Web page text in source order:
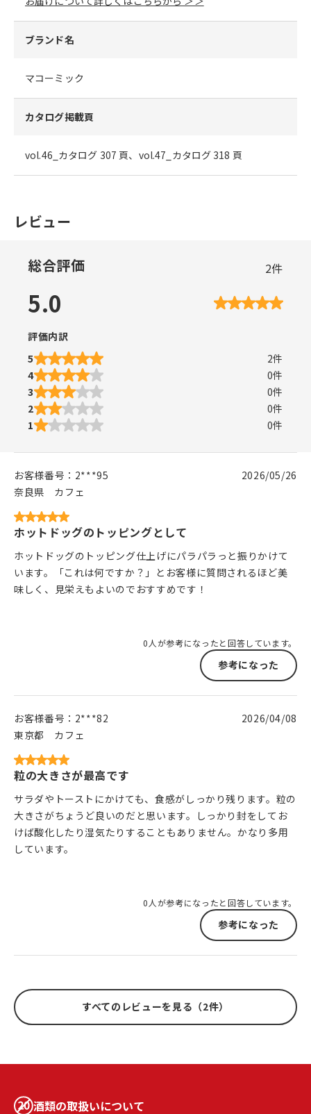
ブランド名
マコーミック
カタログ掲載頁
vol.46_カタログ 307 頁、vol.47_カタログ 318 頁
レビュー
総合評価 2件
5.0
評価内訳
5
2件
4
0件
3
0件
2
0件
1
0件
お客様番号： 2***95
奈良県
カフェ
2026/05/26
ホットドッグのトッピングとして
ホットドッグのトッピング仕上げにパラパラっと振りかけて
います。「これは何ですか？」とお客様に質問されるほど美
味しく、見栄えもよいのでおすすめです！
0人が参考になったと回答しています。
参考になった
お客様番号： 2***82
東京都
カフェ
2026/04/08
粒の大きさが最高です
サラダやトーストにかけても、食感がしっかり残ります。粒の
大きさがちょうど良いのだと思います。しっかり封をしてお
けば酸化したり湿気たりすることもありません。かなり多用
しています。
0人が参考になったと回答しています。
参考になった
すべてのレビューを見る（2件）
酒類の取扱いについて